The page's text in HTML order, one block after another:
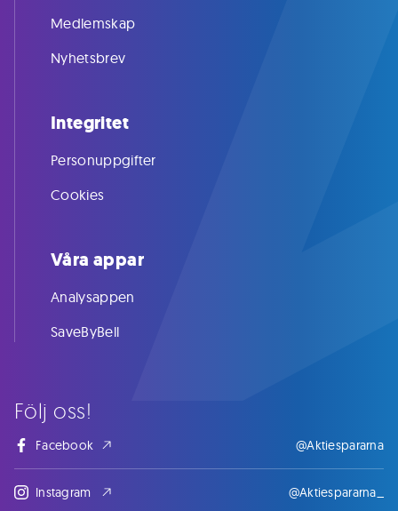
Följ oss!
Facebook @Aktiespararna
Instagram @Aktiespararna_
Medlemskap
Nyhetsbrev
Integritet
Personuppgifter
Cookies
Våra appar
Analysappen
SaveByBell